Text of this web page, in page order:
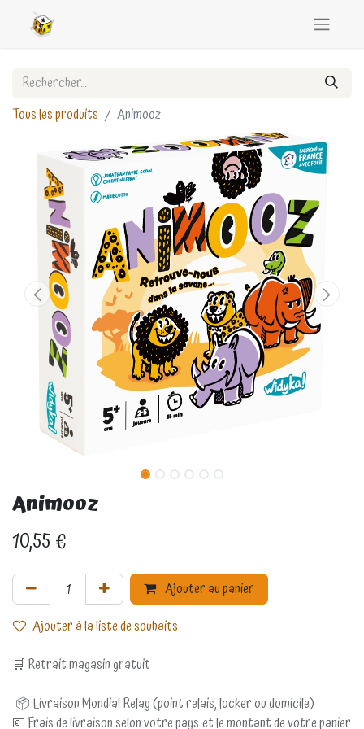
Tous les produits Animooz
Animooz
10,55€
Ajouter au panier
Ajouter à la liste de souhaits
🛒 Retrait magasin gratuit
📦 Livraison Mondial Relay (point relais, locker ou domicile)
💶 Frais de livraison selon votre pays et le montant de votre panier